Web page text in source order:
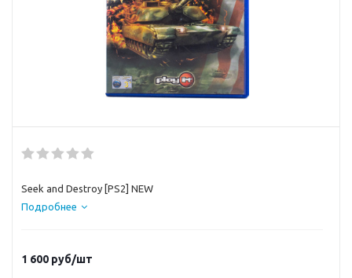
Seek and Destroy [PS2] NEW
Подробнее
1 600 руб/шт